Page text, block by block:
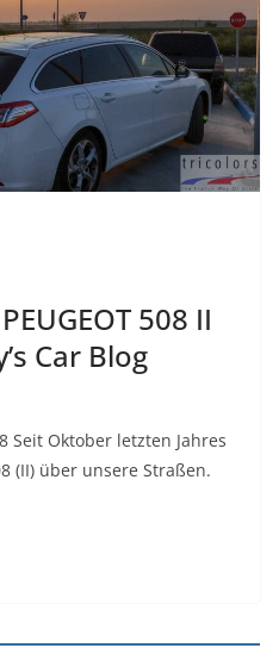
508 II
Car Blog
Seit Oktober letzten Jahres
(II) über unsere Straßen.